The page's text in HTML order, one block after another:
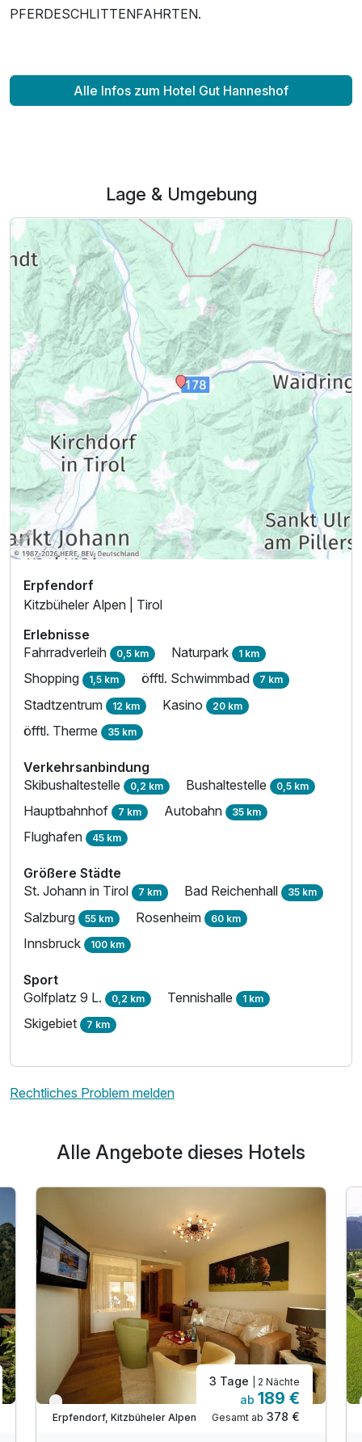
PFERDESCHLITTENFAHRTEN.
Alle Infos zum Hotel Gut Hanneshof
Lage & Umgebung
Erpfendorf
Kitzbüheler Alpen | Tirol
Erlebnisse
Fahrradverleih 0,5 km Naturpark 1 km
Shopping 1,5 km öfftl. Schwimmbad 7 km
Stadtzentrum 12 km Kasino 20 km
öfftl. Therme 35 km
Verkehrsanbindung
Skibushaltestelle 0,2 km Bushaltestelle 0,5 km
Hauptbahnhof 7 km Autobahn 35 km
Flughafen 45 km
Größere Städte
St. Johann in Tirol 7 km Bad Reichenhall 35 km
Salzburg 55 km Rosenheim 60 km
Innsbruck 100 km
Sport
Golfplatz 9 L. 0,2 km Tennishalle 1 km
Skigebiet 7 km
Rechtliches Problem melden
Alle Angebote dieses Hotels
Nur noch bis Oktober
Erpfendorf, Kitzbüheler Alpen
3 Tage | 2 Nächte
ab 189 €
Gesamt ab 378 €